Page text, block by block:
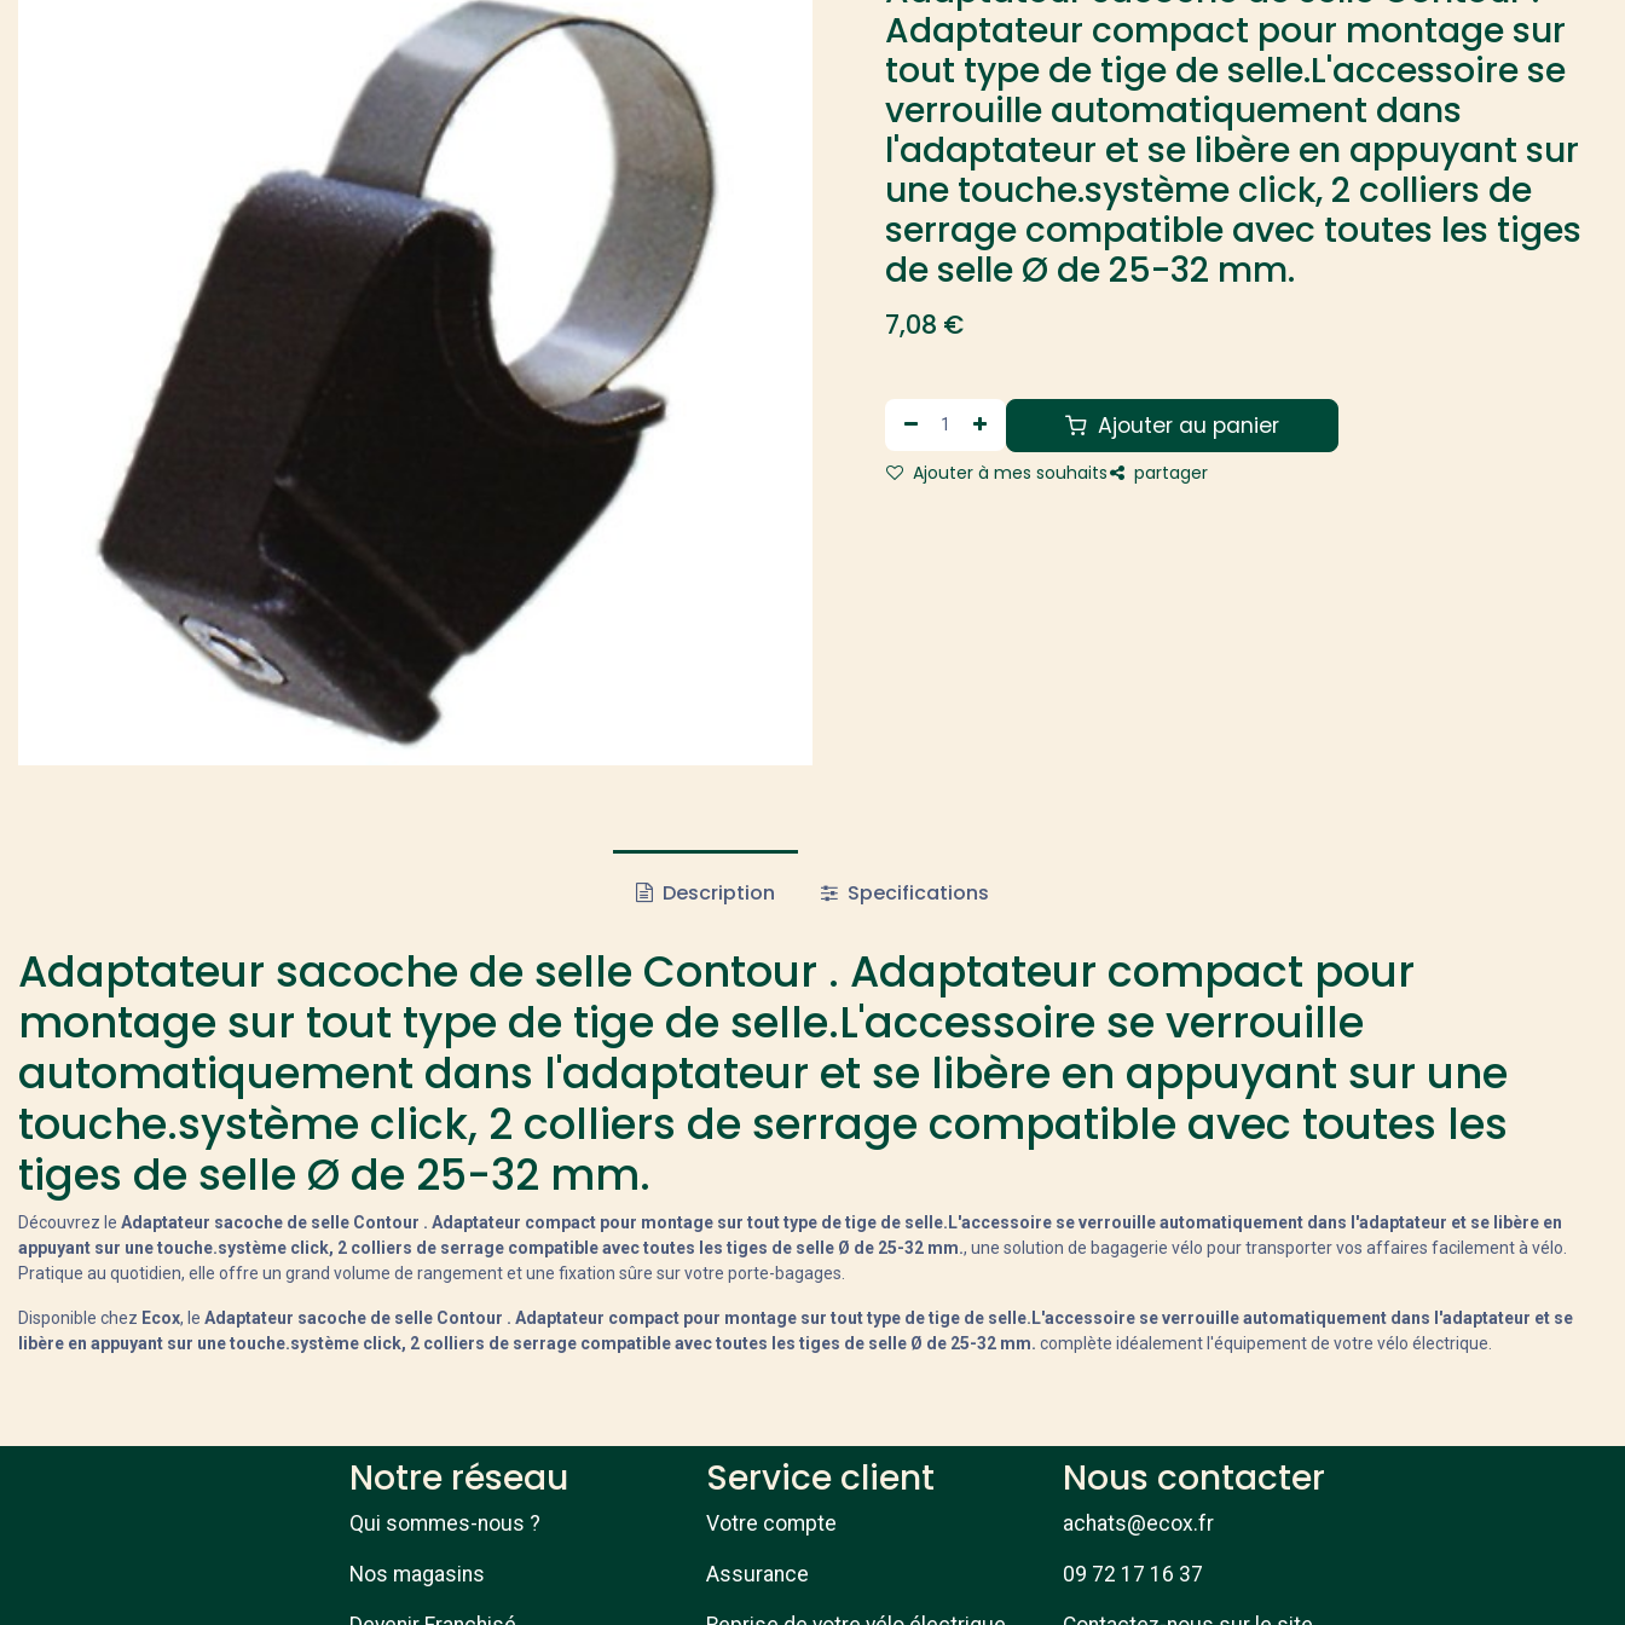
Adaptateur compact pour montage sur
tout type de tige de selle.L'accessoire se
verrouille automatiquement dans
l'adaptateur et se libère en appuyant sur
une touche.système click, 2 colliers de
serrage compatible avec toutes les tiges
de selle Ø de 25-32 mm.
7,08 €
Ajouter au panier
Ajouter à mes souhaits partager
Description Specifications
Adaptateur sacoche de selle Contour . Adaptateur compact pour
montage sur tout type de tige de selle.L'accessoire se verrouille
automatiquement dans l'adaptateur et se libère en appuyant sur une
touche.système click, 2 colliers de serrage compatible avec toutes les
tiges de selle Ø de 25-32 mm.
Découvrez le Adaptateur sacoche de selle Contour . Adaptateur compact pour montage sur tout type de tige de selle.L'accessoire se verrouille automatiquement dans l'adaptateur et se libère en
appuyant sur une touche.système click, 2 colliers de serrage compatible avec toutes les tiges de selle Ø de 25-32 mm., une solution de bagagerie vélo pour transporter vos affaires facilement à vélo.
Pratique au quotidien, elle offre un grand volume de rangement et une fixation sûre sur votre porte-bagages.
Disponible chez Ecox, le Adaptateur sacoche de selle Contour . Adaptateur compact pour montage sur tout type de tige de selle.L'accessoire se verrouille automatiquement dans l'adaptateur et se
libère en appuyant sur une touche.système click, 2 colliers de serrage compatible avec toutes les tiges de selle Ø de 25-32 mm. complète idéalement l'équipement de votre vélo électrique.
Nous contacter
achats@ecox.fr
09 72 17 16 37
Service client
Votre compte
Assurance
Notre réseau
Qui sommes-nous ?
Nos magasins